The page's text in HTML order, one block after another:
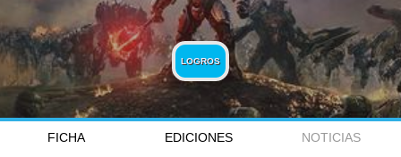
LOGROS
FICHA EDICIONES
NOTICIAS